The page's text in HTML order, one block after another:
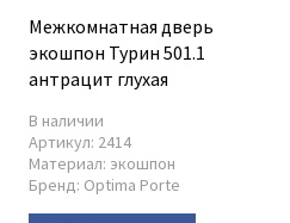
Межкомнатная дверь
экошпон Турин 501.1
антрацит глухая
В наличии
Артикул: 2414
Материал: экошпон
Бренд: Optima Porte